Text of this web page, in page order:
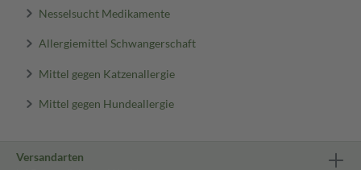
Nesselsucht Medikamente
Allergiemittel Schwangerschaft
Mittel gegen Katzenallergie
Mittel gegen Hundeallergie
Versandarten